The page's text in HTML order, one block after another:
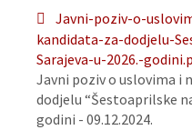
Javni-poziv-o-
kandidata-za-dodjelu-
Sarajeva-u-2026.-
Javni poziv o uslovima i
dodjelu “Šestoaprilske
godini - 09.12.2024.